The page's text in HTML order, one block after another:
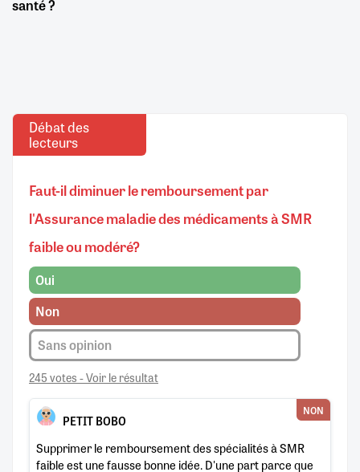
santé ?
Débat des
lecteurs
Faut-il diminuer le remboursement par
l'Assurance maladie des médicaments à SMR
faible ou modéré?
Oui
Non
Sans opinion
245 votes - Voir le résultat
PETIT BOBO
NON
Supprimer le remboursement des spécialités à SMR
faible est une fausse bonne idée. D'une part parce que